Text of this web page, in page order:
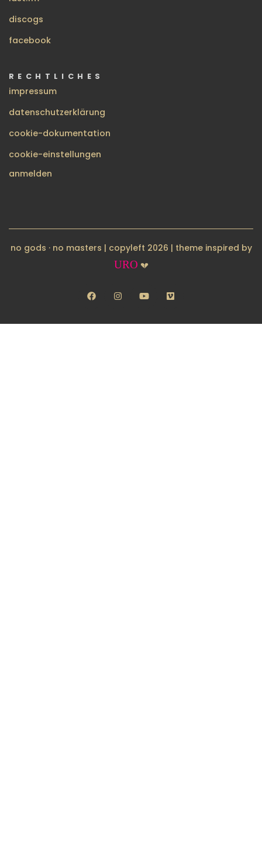
discogs
facebook
RECHTLICHES
impressum
datenschutzerklärung
cookie-dokumentation
cookie-einstellungen
BENUTZERMENÜ
anmelden
no gods · no masters | copyleft 2026 | theme inspired by
URO 💔
facebookinstagramyoutubevimeo